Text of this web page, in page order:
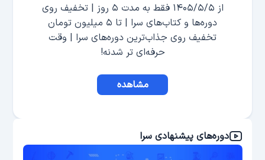
از ۱۴۰۵/۵/۵ فقط به مدت ۵ روز | تخفیف روی
دوره‌ها و کتاب‌های سرا | تا ۵ میلیون تومان
تخفیف روی جذاب‌ترین دوره‌های سرا | وقت
حرفه‌ای تر شدنه!
مشاهده
دوره‌های پیشنهادی سرا